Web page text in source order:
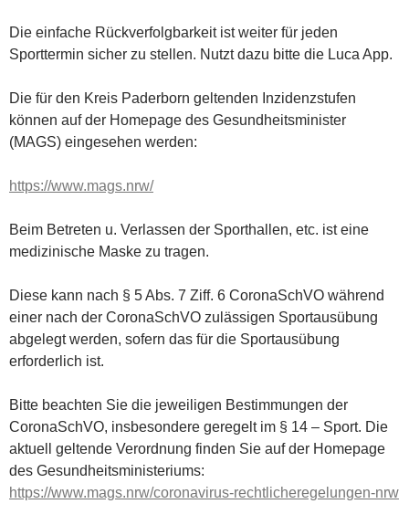
Die einfache Rückverfolgbarkeit ist weiter für jeden
Sporttermin sicher zu stellen. Nutzt dazu bitte die Luca App.
Die für den Kreis Paderborn geltenden Inzidenzstufen
können auf der Homepage des Gesundheitsminister
(MAGS) eingesehen werden:
https://www.mags.nrw/
Beim Betreten u. Verlassen der Sporthallen, etc. ist eine
medizinische Maske zu tragen.
Diese kann nach § 5 Abs. 7 Ziff. 6 CoronaSchVO während
einer nach der CoronaSchVO zulässigen Sportausübung
abgelegt werden, sofern das für die Sportausübung
erforderlich ist.
Bitte beachten Sie die jeweiligen Bestimmungen der
CoronaSchVO, insbesondere geregelt im § 14 – Sport. Die
aktuell geltende Verordnung finden Sie auf der Homepage
des Gesundheitsministeriums:
https://www.mags.nrw/coronavirus-rechtlicheregelungen-nrw